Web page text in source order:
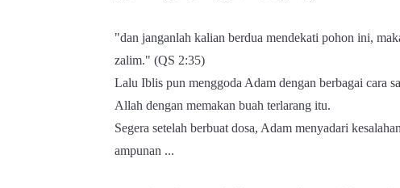
"dan janganlah kalian berdua mendekati pohon ini,
zalim." (QS 2:35)
Lalu Iblis pun menggoda Adam dengan berbagai cara
Allah dengan memakan buah terlarang itu.
Segera setelah berbuat dosa, Adam menyadari
ampunan ...